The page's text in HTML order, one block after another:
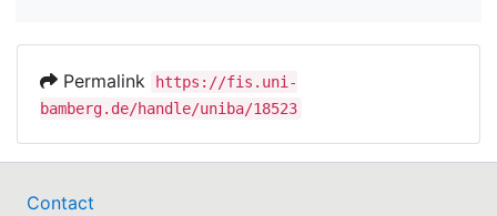
Permalink
https://fis.uni-
bamberg.de/handle/uniba/18523
Contact